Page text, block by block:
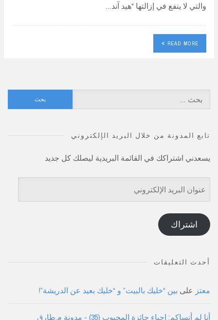
والتي لا ينفع في إزالتها “هيد آند…
READ MORE
عن:
تابع المدونة من خلال البريد الإلكتروني
يسعدني اشتراكك في القائمة البريدية ليصلك كل جديد
عنوان
البريد
الإلكتروني
اشتراك
أحدث التعليقات
معتز على بين “خليك بالبيت” و “خليك بعيد عن الدريشة”!
أنا لم أنساكم: إحياء جائزة المحبوب (35) - مدونة م.طارق